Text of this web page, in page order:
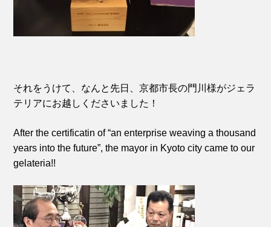
それをうけて、なんと先日、京都市長の門川様がジェラ
テリアにお越しくださいました！
After the certificatin of “an enterprise weaving a thousand
years into the future”, the mayor in Kyoto city came to our
gelateria!!